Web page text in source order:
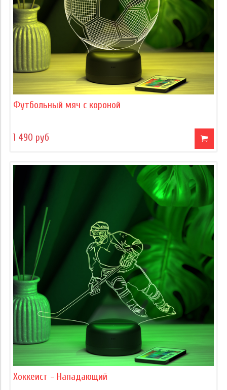
Футбольный мяч с короной
1 490 руб
Хоккеист - Нападающий